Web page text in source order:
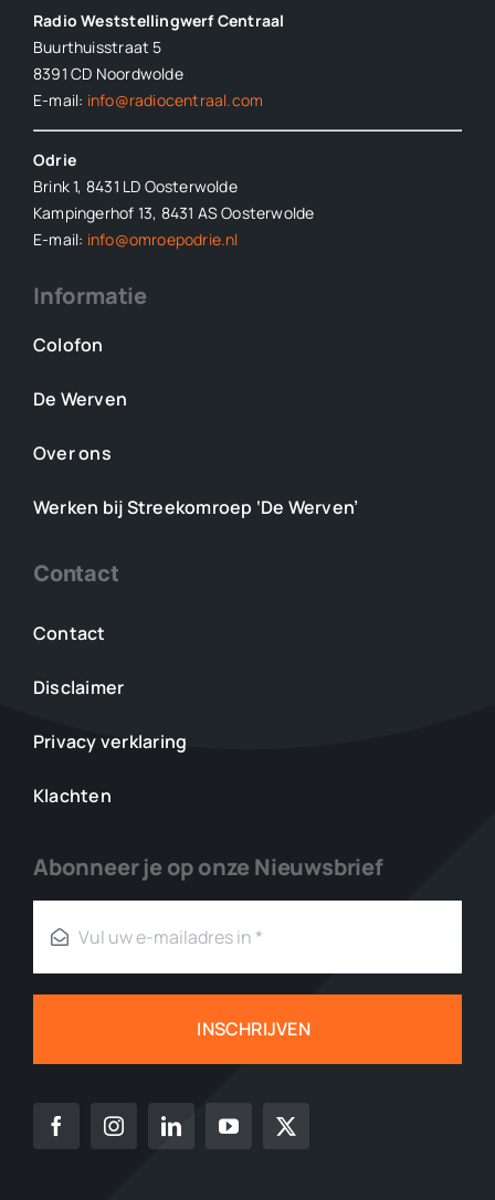
Radio Weststellingwerf Centraal
Buurthuisstraat 5
8391 CD Noordwolde
E-mail: info@radiocentraal.com
Odrie
Brink 1, 8431 LD Oosterwolde
Kampingerhof 13, 8431 AS Oosterwolde
E-mail: info@omroepodrie.nl
Informatie
Colofon
De Werven
Over ons
Werken bij Streekomroep ‘De Werven’
Contact
Contact
Disclaimer
Privacy verklaring
Klachten
Abonneer je op onze Nieuwsbrief
INSCHRIJVEN